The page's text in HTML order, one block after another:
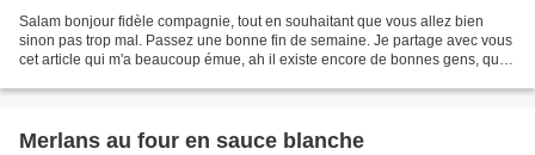
Salam bonjour fidèle compagnie, tout en souhaitant que vous allez bien
sinon pas trop mal. Passez une bonne fin de semaine. Je partage avec vous
cet article qui m'a beaucoup émue, ah il existe encore de bonnes gens, qui
Merlans au four en sauce blanche